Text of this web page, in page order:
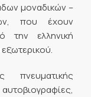
μοναδικών –
που έχουν
την ελληνική